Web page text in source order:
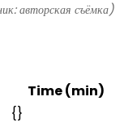
авторская съёмка)
Time (min)
{}